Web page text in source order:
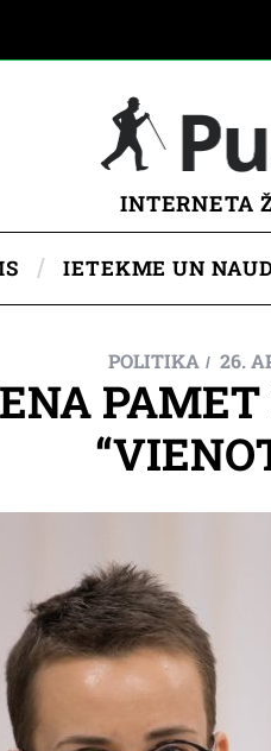
INTERNETA
IETEKME UN
POLITIKA 26.